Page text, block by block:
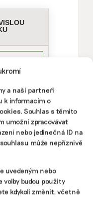
a naši partneři
k informacím o
Souhlas s těmito
umožní zpracovávat
nebo jedinečná ID na
může nepříznivě
uvedeným nebo
volby budou použity
kdykoli změnit, včetně